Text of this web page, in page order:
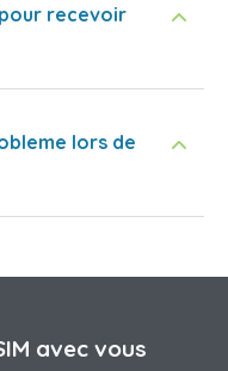
recevoir
lors de
avec vous